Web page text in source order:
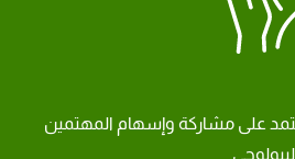
على مشاركة وإسهام المهتمين